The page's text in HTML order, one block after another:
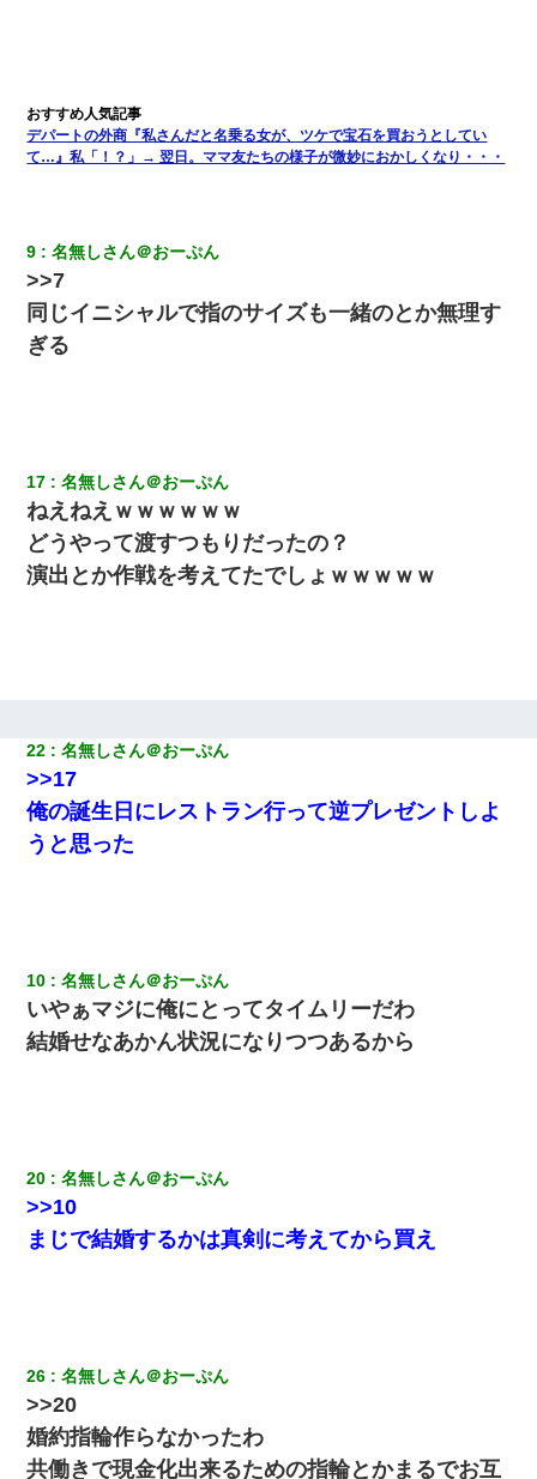
小2の頃、妹と昼寝してたら家が火事になってて気づくと逃げ場が
なかった。妹を抱き締めて「ﾀﾋんじゃうよ」って泣いてたら…
い……」俺「ほい！10万！」→
わい(42)渋谷の夜のサービスで19の女の子にゴックンさせた結果
ｗｗｗｗｗｗｗｗ
ろ」→ 俺「完全に恐喝になってますね」「お前、これが詐欺だっ
て知ってる？」
日航機墜落事故の「ここからは日本語で大丈夫ですよ〜」の絶望
感がヤバイ・・・
じゃ？）→俺電話「今何してんの？」同僚「シーで並んでるこ
と！」俺「会社にいない？」→次の瞬間、すごい鳥肌が立った
彼女との行為を録画した結果→衝撃の事実が判明したｗｗｗｗｗ
ｗ
ナンパにほいほい付いていった私、地獄に落ちる
【画像】女上司(30)「終電なくなったね…部屋くる？」ワイ「行
きます！」
私「結婚やめるわ」 婚約者「え？なんでなんで？」 → 放置した
男だけどリベンジポノレノの被害者になって未だに人生が立ち直
せない
デパートの外商『私さんだと名乗る女が、ツケで宝石を買おうとしてい
て…』私「！？」→ 翌日。ママ友たちの様子が微妙におかしくなり・・・
9 名無しさん＠おーぷん
>>7
同じイニシャルで指のサイズも一緒のとか無理す
ぎる
17 名無しさん＠おーぷん
ねえねえｗｗｗｗｗｗ
どうやって渡すつもりだったの？
演出とか作戦を考えてたでしょｗｗｗｗｗ
22 名無しさん＠おーぷん
>>17
俺の誕生日にレストラン行って逆プレゼントしよ
うと思った
10 名無しさん＠おーぷん
いやぁマジに俺にとってタイムリーだわ
結婚せなあかん状況になりつつあるから
20 名無しさん＠おーぷん
>>10
まじで結婚するかは真剣に考えてから買え
26 名無しさん＠おーぷん
>>20
婚約指輪作らなかったわ
共働きで現金化出来るための指輪とかまるでお互